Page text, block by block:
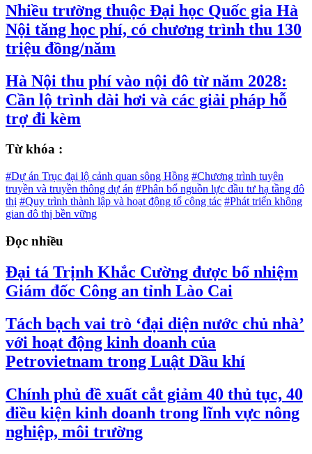
Nhiều trường thuộc Đại học Quốc gia Hà
Nội tăng học phí, có chương trình thu 130
triệu đồng/năm
Hà Nội thu phí vào nội đô từ năm 2028:
Cần lộ trình dài hơi và các giải pháp hỗ
trợ đi kèm
Từ khóa :
#Dự án Trục đại lộ cảnh quan sông Hồng #Chương trình tuyên
truyền và truyền thông dự án #Phân bổ nguồn lực đầu tư hạ tầng đô
thị #Quy trình thành lập và hoạt động tổ công tác #Phát triển không
gian đô thị bền vững
Đọc nhiều
Đại tá Trịnh Khắc Cường được bổ nhiệm
Giám đốc Công an tỉnh Lào Cai
Tách bạch vai trò ‘đại diện nước chủ nhà’
với hoạt động kinh doanh của
Petrovietnam trong Luật Dầu khí
Chính phủ đề xuất cắt giảm 40 thủ tục, 40
điều kiện kinh doanh trong lĩnh vực nông
nghiệp, môi trường